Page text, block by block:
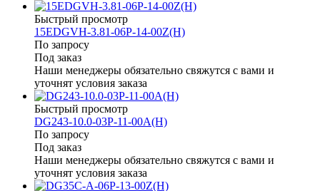
Быстрый просмотр
15EDGVH-3.81-06P-14-00Z(H)
По запросу
Под заказ
Наши менеджеры обязательно свяжутся с вами и
уточнят условия заказа
Быстрый просмотр
DG243-10.0-03P-11-00A(H)
По запросу
Под заказ
Наши менеджеры обязательно свяжутся с вами и
уточнят условия заказа